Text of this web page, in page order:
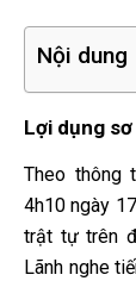
Nội dung
Lợi dụng
Theo thông
4h10 ngày
trật tự trên
Lãnh nghe